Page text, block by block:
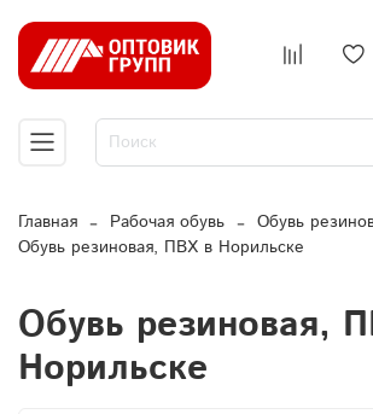
Главная Рабочая обувь
Обувь
Обувь резиновая, ПВХ в Норильске
Обувь резиновая,
Норильске